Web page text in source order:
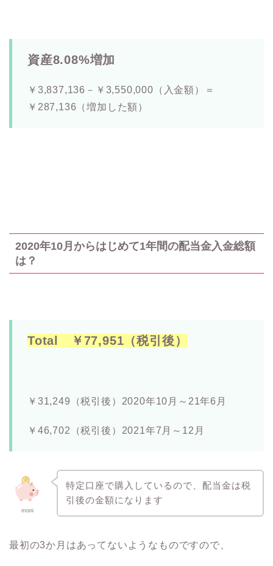
資産8.08%増加
￥3,837,136－￥3,550,000（入金額）＝
￥287,136（増加した額）
2020年10月からはじめて1年間の配当金入金総額
は？
Total ￥77,951（税引後）
￥31,249（税引後）2020年10月～21年6月
￥46,702（税引後） 2021年7月～12月
moni
特定口座で購入しているので、配当金は税
引後の金額になります
最初の3か月はあってないようなものですので、